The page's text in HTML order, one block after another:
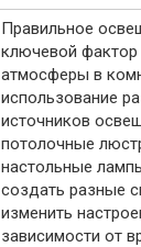
Правильное
ключевой фактор
атмосферы в
использование
источников
потолочные
настольные
создать разные
изменить
зависимости от